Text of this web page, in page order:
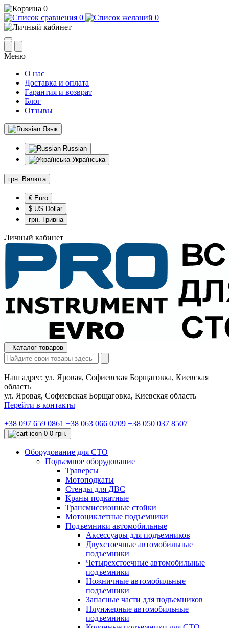
0
0
0
Меню
О нас
Доставка и оплата
Гарантия и возврат
Блог
Отзывы
Язык
Russian
Українська
грн. Валюта
€ Euro
$ US Dollar
грн. Гривна
Личный кабинет
Каталог товаров
Наш адрес: ул. Яровая, Софиевская Борщаговка, Киевская
область
ул. Яровая, Софиевская Борщаговка, Киевская область
Перейти в контакты
+38 097 659 0861 +38 063 066 0709 +38 050 037 8507
0 0 грн.
Оборудование для СТО
Подъемное оборудование
Траверсы
Мотоподкаты
Стенды для ДВС
Краны подкатные
Трансмиссионные стойки
Мотоциклетные подъемники
Подъемники автомобильные
Аксессуары для подъемников
Двухстоечные автомобильные
подъемники
Четырехстоечные автомобильные
подъемники
Ножничные автомобильные
подъемники
Запасные части для подъемников
Плунжерные автомобильные
подъемники